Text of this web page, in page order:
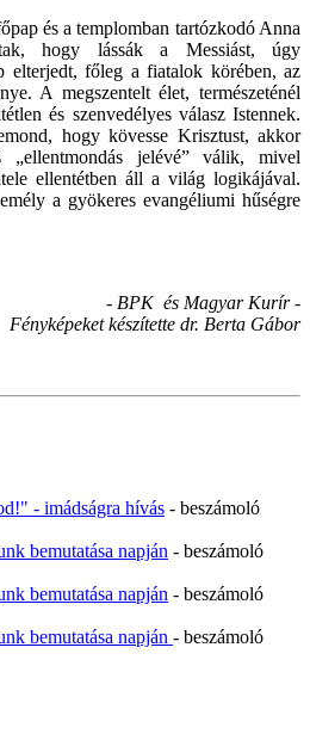
és a templomban tartózkodó Anna
hogy lássák a Messiást, úgy
elterjedt, főleg a fiatalok körében, az
A megszentelt élet, természeténél
és szenvedélyes válasz Istennek.
hogy kövesse Krisztust, akkor
„ellentmondás jelévé” válik, mivel
ellentétben áll a világ logikájával.
a gyökeres evangéliumi hűségre
- BPK és Magyar Kurír -
Fényképeket készítette dr. Berta Gábor
- imádságra hívás - beszámoló
bemutatása napján - beszámoló
bemutatása napján - beszámoló
bemutatása napján - beszámoló